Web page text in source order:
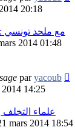
20:18
مع ملحد تونسي :
2014 01:48
paryacoub
14:25
علماء التخلف
mars 2014 18:54